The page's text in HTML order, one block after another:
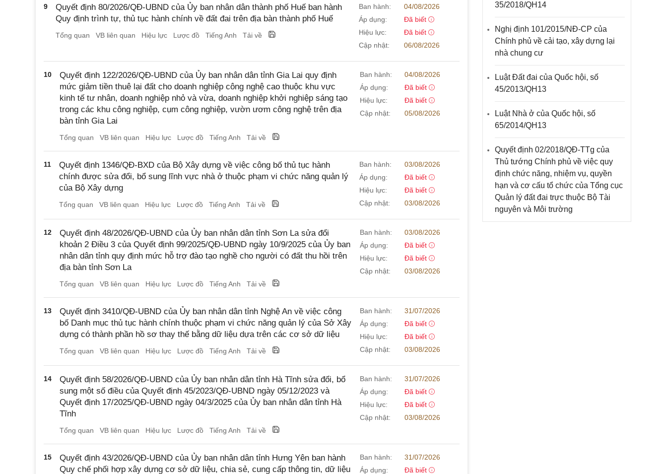
9
Quyết định 80/2026/QĐ-UBND của Ủy ban nhân dân thành phố Huế ban hành
Quy định trình tự, thủ tục hành chính về đất đai trên địa bàn thành phố Huế
Tổng quan VB liên quan Hiệu lực Lược đồ Tiếng Anh Tải về
Ban hành:
04/08/2026
Áp dụng:
Đã biết
Hiệu lực:
Đã biết
Cập nhật:
06/08/2026
10
Quyết định 122/2026/QĐ-UBND của Ủy ban nhân dân tỉnh Gia Lai quy định
mức giảm tiền thuê lại đất cho doanh nghiệp công nghệ cao thuộc khu vực
kinh tế tư nhân, doanh nghiệp nhỏ và vừa, doanh nghiệp khởi nghiệp sáng tạo
trong các khu công nghiệp, cụm công nghiệp, vườn ươm công nghệ trên địa
bàn tỉnh Gia Lai
Tổng quan VB liên quan Hiệu lực Lược đồ Tiếng Anh Tải về
Ban hành:
04/08/2026
Áp dụng:
Đã biết
Hiệu lực:
Đã biết
Cập nhật:
05/08/2026
11
Quyết định 1346/QĐ-BXD của Bộ Xây dựng về việc công bố thủ tục hành
chính được sửa đổi, bổ sung lĩnh vực nhà ở thuộc phạm vi chức năng quản lý
của Bộ Xây dựng
Tổng quan VB liên quan Hiệu lực Lược đồ Tiếng Anh Tải về
Ban hành:
03/08/2026
Áp dụng:
Đã biết
Hiệu lực:
Đã biết
Cập nhật:
03/08/2026
12
Quyết định 48/2026/QĐ-UBND của Ủy ban nhân dân tỉnh Sơn La sửa đổi
khoản 2 Điều 3 của Quyết định 99/2025/QĐ-UBND ngày 10/9/2025 của Ủy ban
nhân dân tỉnh quy định mức hỗ trợ đào tạo nghề cho người có đất thu hồi trên
địa bàn tỉnh Sơn La
Tổng quan VB liên quan Hiệu lực Lược đồ Tiếng Anh Tải về
Ban hành:
03/08/2026
Áp dụng:
Đã biết
Hiệu lực:
Đã biết
Cập nhật:
03/08/2026
13
Quyết định 3410/QĐ-UBND của Ủy ban nhân dân tỉnh Nghệ An về việc công
bố Danh mục thủ tục hành chính thuộc phạm vi chức năng quản lý của Sở Xây
dựng có thành phần hồ sơ thay thế bằng dữ liệu dựa trên các cơ sở dữ liệu
Tổng quan VB liên quan Hiệu lực Lược đồ Tiếng Anh Tải về
Ban hành:
31/07/2026
Áp dụng:
Đã biết
Hiệu lực:
Đã biết
Cập nhật:
03/08/2026
14
Quyết định 58/2026/QĐ-UBND của Ủy ban nhân dân tỉnh Hà Tĩnh sửa đổi, bổ
sung một số điều của Quyết định 45/2023/QĐ-UBND ngày 05/12/2023 và
Quyết định 17/2025/QĐ-UBND ngày 04/3/2025 của Ủy ban nhân dân tỉnh Hà
Tĩnh
Tổng quan VB liên quan Hiệu lực Lược đồ Tiếng Anh Tải về
Ban hành:
31/07/2026
Áp dụng:
Đã biết
Hiệu lực:
Đã biết
Cập nhật:
03/08/2026
15
Quyết định 43/2026/QĐ-UBND của Ủy ban nhân dân tỉnh Hưng Yên ban hành
Quy chế phối hợp xây dựng cơ sở dữ liệu, chia sẻ, cung cấp thông tin, dữ liệu
Ban hành:
31/07/2026
Áp dụng:
Đã biết
35/2018/QH14
Nghị định 101/2015/NĐ-CP của
Chính phủ về cải tạo, xây dựng lại
nhà chung cư
Luật Đất đai của Quốc hội, số
45/2013/QH13
Luật Nhà ở của Quốc hội, số
65/2014/QH13
Quyết định 02/2018/QĐ-TTg của
Thủ tướng Chính phủ về việc quy
định chức năng, nhiệm vụ, quyền
hạn và cơ cấu tổ chức của Tổng cục
Quản lý đất đai trực thuộc Bộ Tài
nguyên và Môi trường